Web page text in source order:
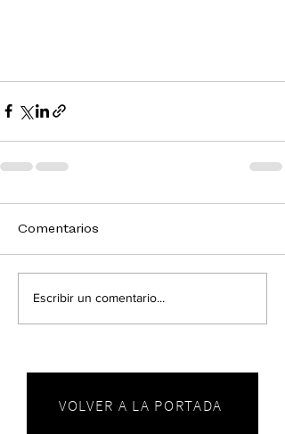
Comentarios
Escribir un comentario...
VOLVER A LA PORTADA